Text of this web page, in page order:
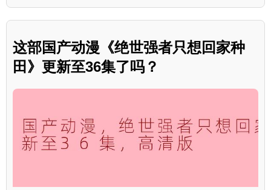
这部国产动漫《绝世强者只想回家种
田》更新至36集了吗？